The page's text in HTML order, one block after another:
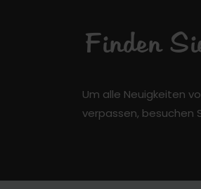
Finden
Um alle Neuigkeiten
verpassen, besuchen